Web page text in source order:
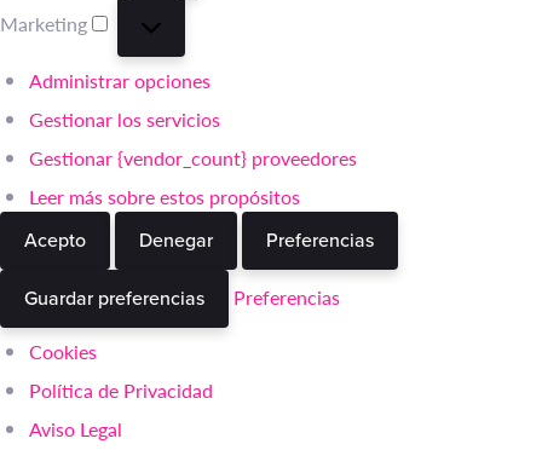
Marketing
Administrar opciones
Gestionar los servicios
Gestionar {vendor_count} proveedores
Leer más sobre estos propósitos
Acepto
Denegar Preferencias
Guardar preferencias
Preferencias
Cookies
Política de Privacidad
Aviso Legal